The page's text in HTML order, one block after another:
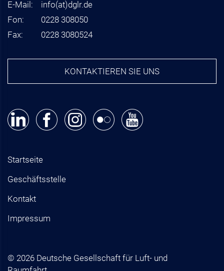
E-Mail: info(at)dglr.de
Fon:
0228 308050
Fax:
0228 3080524
KONTAKTIEREN SIE UNS
Startseite
Geschäftsstelle
Kontakt
Impressum
© 2026 Deutsche Gesellschaft für Luft- und